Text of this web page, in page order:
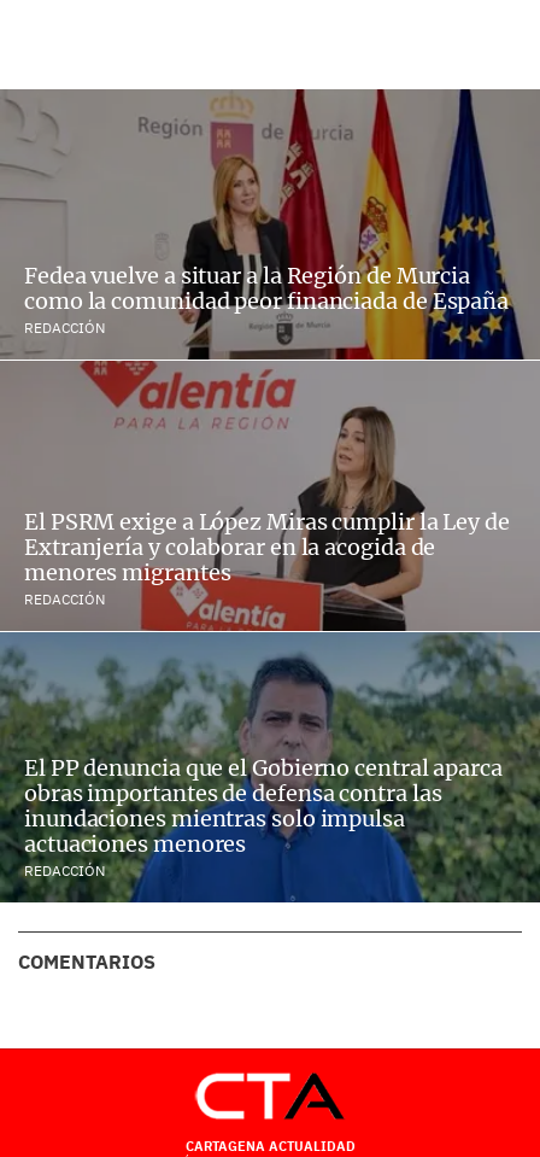
Fedea vuelve a situar a la Región de Murcia
como la comunidad peor financiada de España
REDACCIÓN
El PSRM exige a López Miras cumplir la Ley de
Extranjería y colaborar en la acogida de
menores migrantes
REDACCIÓN
El PP denuncia que el Gobierno central aparca
obras importantes de defensa contra las
inundaciones mientras solo impulsa
actuaciones menores
REDACCIÓN
COMENTARIOS
CARTAGENA ACTUALIDAD